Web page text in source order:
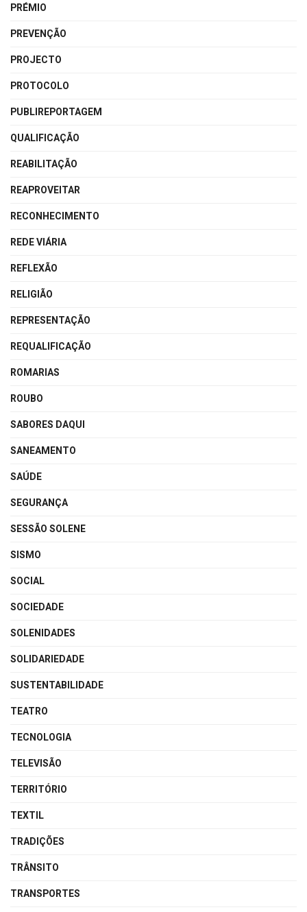
PRÉMIO
PREVENÇÃO
PROJECTO
PROTOCOLO
PUBLIREPORTAGEM
QUALIFICAÇÃO
REABILITAÇÃO
REAPROVEITAR
RECONHECIMENTO
REDE VIÁRIA
REFLEXÃO
RELIGIÃO
REPRESENTAÇÃO
REQUALIFICAÇÃO
ROMARIAS
ROUBO
SABORES DAQUI
SANEAMENTO
SAÚDE
SEGURANÇA
SESSÃO SOLENE
SISMO
SOCIAL
SOCIEDADE
SOLENIDADES
SOLIDARIEDADE
SUSTENTABILIDADE
TEATRO
TECNOLOGIA
TELEVISÃO
TERRITÓRIO
TEXTIL
TRADIÇÕES
TRÂNSITO
TRANSPORTES